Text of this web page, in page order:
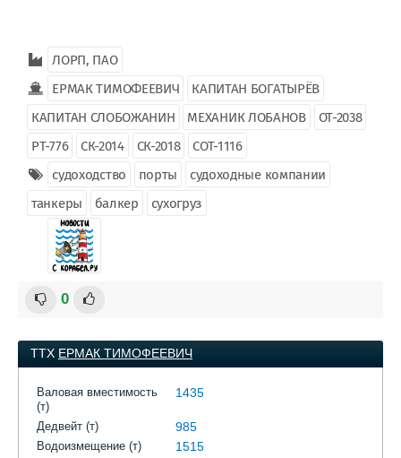
ЛОРП, ПАО
ЕРМАК ТИМОФЕЕВИЧ
КАПИТАН БОГАТЫРЁВ
КАПИТАН СЛОБОЖАНИН
МЕХАНИК ЛОБАНОВ
ОТ-2038
РТ-776
СК-2014 СК-2018
СОТ-1116
судоходство
порты
судоходные компании
танкеры
балкер сухогруз
0
ТТХ ЕРМАК ТИМОФЕЕВИЧ
Валовая вместимость
(т)
1435
Дедвейт (т) 985
Водоизмещение (т) 1515